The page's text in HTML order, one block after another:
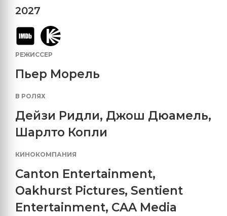
2027
РЕЖИССЕР
Пьер Морель
В РОЛЯХ
Дейзи Ридли, Джош Дюамель,
Шарлто Копли
КИНОКОМПАНИЯ
Canton Entertainment,
Oakhurst Pictures, Sentient
Entertainment, CAA Media